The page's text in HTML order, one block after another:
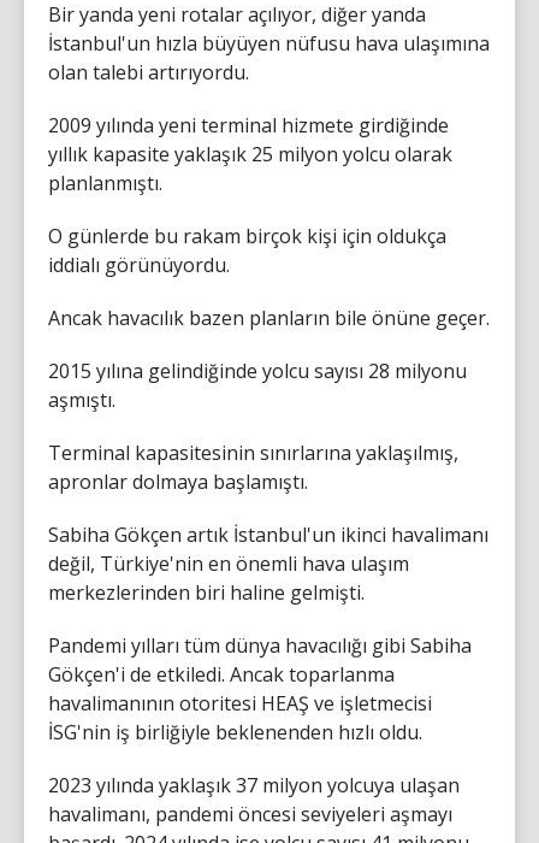
Bir yanda yeni rotalar açılıyor, diğer yanda
İstanbul'un hızla büyüyen nüfusu hava ulaşımına
olan talebi artırıyordu.
2009 yılında yeni terminal hizmete girdiğinde
yıllık kapasite yaklaşık 25 milyon yolcu olarak
planlanmıştı.
O günlerde bu rakam birçok kişi için oldukça
iddialı görünüyordu.
Ancak havacılık bazen planların bile önüne geçer.
2015 yılına gelindiğinde yolcu sayısı 28 milyonu
aşmıştı.
Terminal kapasitesinin sınırlarına yaklaşılmış,
apronlar dolmaya başlamıştı.
Sabiha Gökçen artık İstanbul'un ikinci havalimanı
değil, Türkiye'nin en önemli hava ulaşım
merkezlerinden biri haline gelmişti.
Pandemi yılları tüm dünya havacılığı gibi Sabiha
Gökçen'i de etkiledi. Ancak toparlanma
havalimanının otoritesi HEAŞ ve işletmecisi
İSG'nin iş birliğiyle beklenenden hızlı oldu.
2023 yılında yaklaşık 37 milyon yolcuya ulaşan
havalimanı, pandemi öncesi seviyeleri aşmayı